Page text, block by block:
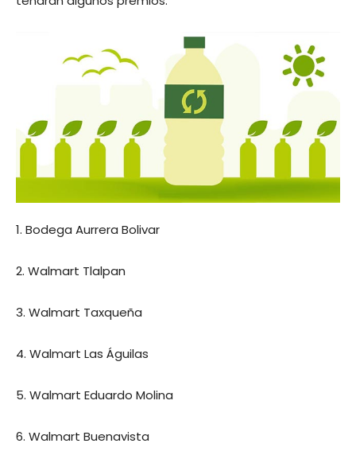
1. Bodega Aurrera Bolivar
2. Walmart Tlalpan
3. Walmart Taxqueña
4. Walmart Las Águilas
5. Walmart Eduardo Molina
6. Walmart Buenavista